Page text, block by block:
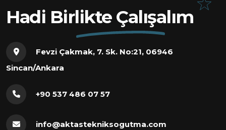
Hadi Birlikte Çalışalım
Fevzi Çakmak, 7. Sk. No:21, 06946
Sincan/Ankara
+90 537 486 07 57
info@aktastekniksogutma.com